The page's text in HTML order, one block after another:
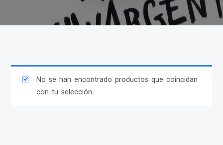
No se han encontrado productos que coincidan
con tu selección.